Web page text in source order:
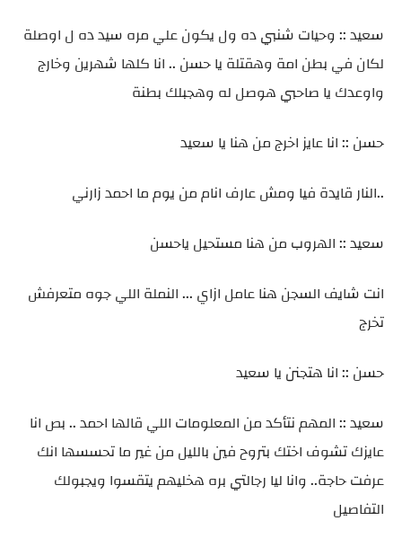
سعيد :: وحيات شنبي ده ول يكون علي مره سيد ده ل اوصلة
لكان في بطن امة وهقتلة يا حسن .. انا كلها شهرين وخارج
واوعدك يا صاحبي هوصل له وهجبلك بطنة
حسن :: انا عايز اخرج من هنا يا سعيد
..النار قايدة فيا ومش عارف انام من يوم ما احمد زارني
سعيد :: الهروب من هنا مستحيل ياحسن
انت شايف السجن هنا عامل ازاي ... النملة اللي جوه متعرفش
تخرج
حسن :: انا هتجنن يا سعيد
سعيد :: المهم نتأكد من المعلومات اللي قالها احمد .. بص انا
عايزك تشوف اختك بتروح فين بالليل من غير ما تحسسها انك
عرفت حاجة.. وانا ليا رجالتي بره هخليهم يتقسوا ويجبولك
التفاصيل